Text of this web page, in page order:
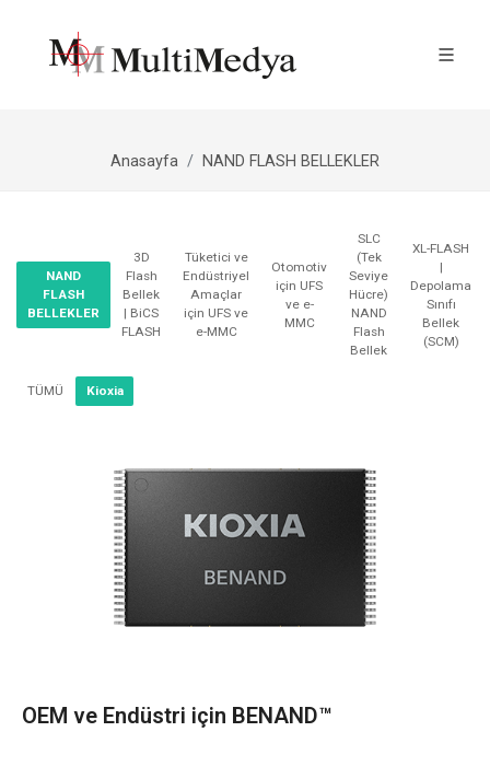
Anasayfa NAND FLASH BELLEKLER
NAND
FLASH
BELLEKLER
3D
Flash
Bellek
| BiCS
FLASH
Tüketici ve
Endüstriyel
Amaçlar
için UFS ve
e-MMC
Otomotiv
için UFS
ve e-
MMC
SLC
(Tek
Seviye
Hücre)
NAND
Flash
Bellek
XL-FLASH
|
Depolama
Sınıfı
Bellek
(SCM)
TÜMÜ Kioxia
OEM ve Endüstri için BENAND™